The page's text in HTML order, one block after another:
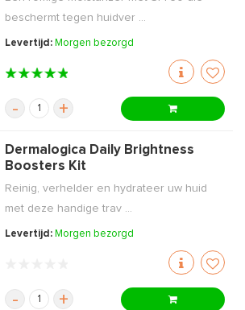
beschermt tegen huidver ...
Levertijd: Morgen bezorgd
- +
Dermalogica Daily Brightness
Boosters Kit
Reinig, verhelder en hydrateer uw huid
met deze handige trav ...
Levertijd: Morgen bezorgd
- +